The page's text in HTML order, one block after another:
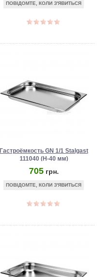
ПОВІДОМТЕ, КОЛИ З'ЯВИТЬСЯ
Гастроёмкость GN 1/1 Stalgast
111040 (Н-40 мм)
705 грн.
ПОВІДОМТЕ, КОЛИ З'ЯВИТЬСЯ